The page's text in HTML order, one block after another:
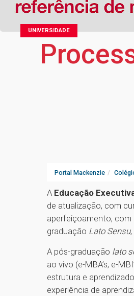
UNIVERSIDADE
Portal Mackenzie
A Educação
de atualização, com
aperfeiçoamento, com
graduação Lato Sensu
A pós-graduação lato
ao vivo (e-MBA’s, e-
estrutura e
experiência de